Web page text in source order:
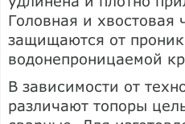
Головная и хвостовая
защищаются от
водонепроницаемой
В зависимости от
различают топоры